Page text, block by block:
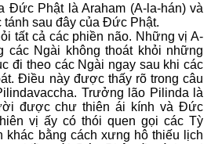
Ðức Phật là Araham (A-la-hán) và
sau đây của Ðức Phật.
tất cả các phiền não. Những vị A-
các Ngài không thoát khỏi những
đi theo các Ngài ngay sau khi các
Ðiều này được thấy rõ trong câu
Trưởng lão Pilinda là
được chư thiên ái kính và Ðức
vị ấy có thói quen gọi các Tỳ
khác bằng cách xưng hô thiếu lịch